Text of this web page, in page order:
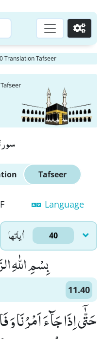
Go
Translation Tafseer
Tafseer
Language
اٰياتها 40
بِسْمِ اللّٰهِ
11.40
حَتّٰۤى اِذَا جَآءَ اَمْرُنَا وَ